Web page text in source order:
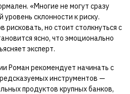
«Многие не могут сразу
склонности к риску.
рисковать, но стоит столкнуться с
ясно, что эмоционально
эксперт.
Роман рекомендует начинать с
инструментов —
продуктов крупных банков,